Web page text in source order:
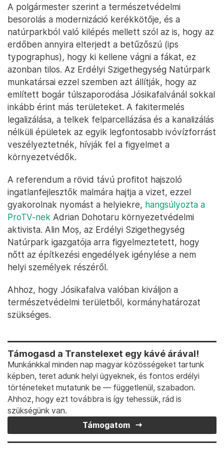
A polgármester szerint a természetvédelmi
besorolás a modernizáció kerékkötője, és a
natúrparkból való kilépés mellett szól az is, hogy az
erdőben annyira elterjedt a betűzőszú (ips
typographus), hogy ki kellene vágni a fákat, ez
azonban tilos. Az Erdélyi Szigethegység Natúrpark
munkatársai ezzel szemben azt állítják, hogy az
említett bogár túlszaporodása Jósikafalvánál sokkal
inkább érint más területeket. A fakitermelés
legalizálása, a telkek felparcellázása és a kanalizálás
nélküli épületek az egyik legfontosabb ivóvízforrást
veszélyeztetnék, hívják fel a figyelmet a
környezetvédők.
A referendum a rövid távú profitot hajszoló
ingatlanfejlesztők malmára hajtja a vizet, ezzel
gyakorolnak nyomást a helyiekre, hangsúlyozta a
ProTV-nek Adrian Dohotaru környezetvédelmi
aktivista. Alin Moș, az Erdélyi Szigethegység
Natúrpark igazgatója arra figyelmeztetett, hogy
nőtt az építkezési engedélyek igénylése a nem
helyi személyek részéről.
Ahhoz, hogy Jósikafalva valóban kiváljon a
természetvédelmi területből, kormányhatározat
szükséges.
Támogasd a Transtelexet egy kávé árával!
Munkánkkal minden nap magyar közösségeket tartunk
képben, teret adunk helyi ügyeknek, és fontos erdélyi
történeteket mutatunk be — függetlenül, szabadon.
Ahhoz, hogy ezt továbbra is így tehessük, rád is
szükségünk van.
Támogatom